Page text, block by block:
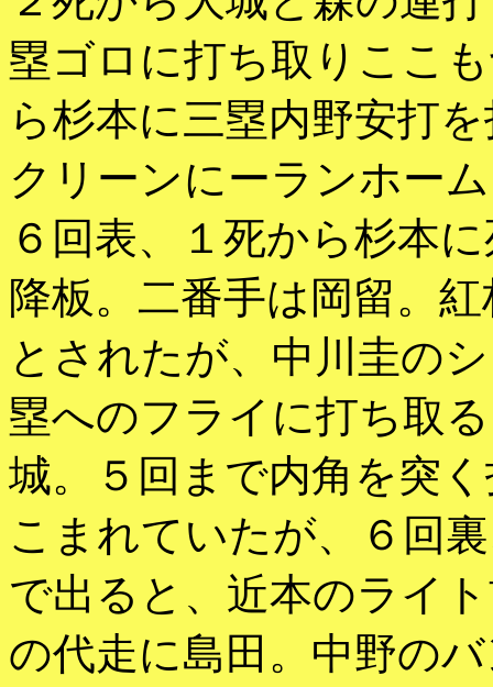
塁ゴロに打ち取りここ
ら杉本に三塁内野安打
クリーンにーランホー
６回表、１死から杉本
降板。二番手は岡留。
とされたが、中川圭の
塁へのフライに打ち取
城。５回まで内角を突
こまれていたが、６回
で出ると、近本のライ
の代走に島田。中野の